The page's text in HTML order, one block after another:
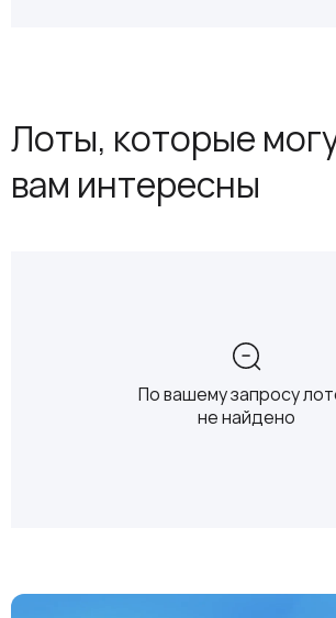
Лоты, которые
вам интересны
По вашему запросу
не найдено